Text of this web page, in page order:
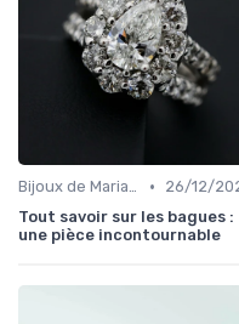
Bijoux de Mariage et de Fiançailles •
26/12/
Tout savoir sur les bagues :
une pièce incontournable